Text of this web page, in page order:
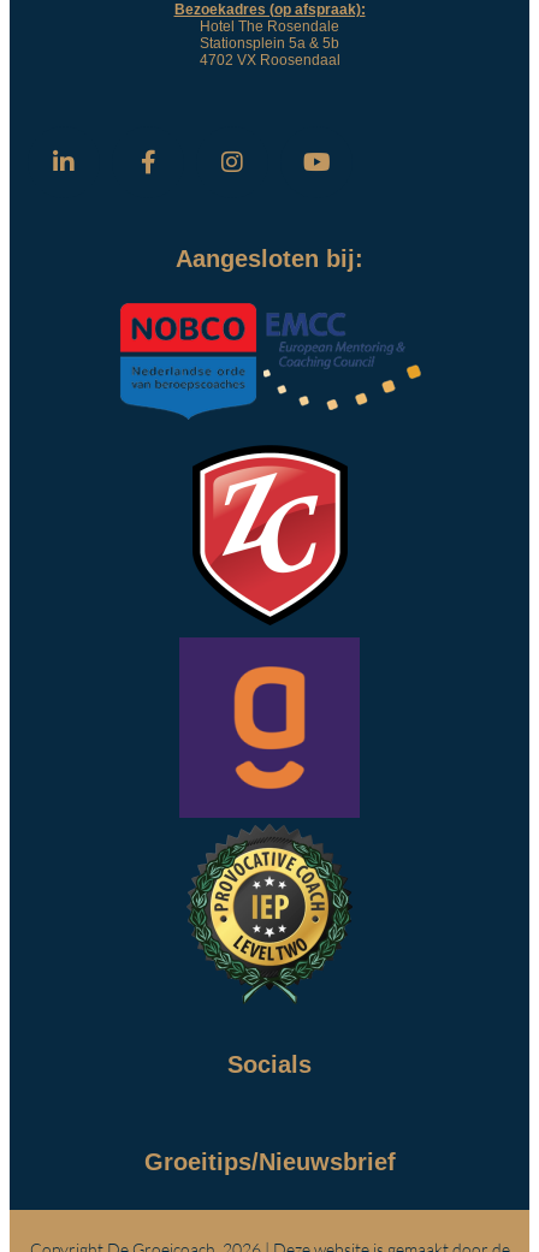
Bezoekadres (op afspraak):
Hotel The Rosendale
Stationsplein 5a & 5b
4702 VX Roosendaal
Aangesloten bij:
Socials
Groeitips/Nieuwsbrief